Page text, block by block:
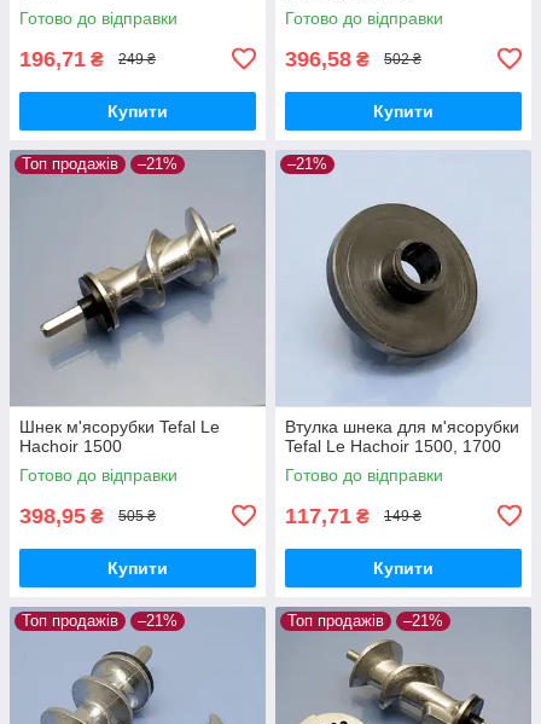
Готово до відправки
196,71 ₴ 249 ₴
Купити
Готово до відправки
396,58 ₴ 502 ₴
Купити
Топ продажів –21%
Шнек м'ясорубки Tefal Le
Hachoir 1500
Готово до відправки
398,95 ₴ 505 ₴
Купити
–21%
Втулка шнека для м'ясорубки
Tefal Le Hachoir 1500, 1700
Готово до відправки
117,71 ₴ 149 ₴
Купити
Топ продажів –21% Топ продажів –21%